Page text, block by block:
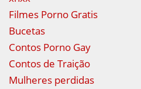
Filmes Porno Gratis
Bucetas
Contos Porno Gay
Contos de Traição
Mulheres perdidas